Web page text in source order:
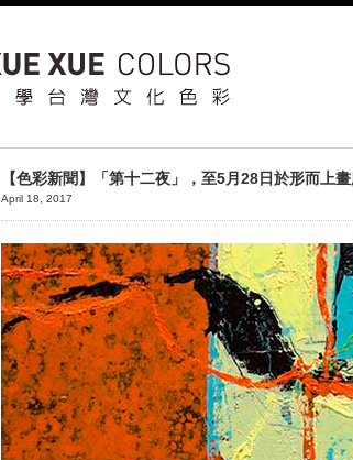
【色彩新聞】「第十二夜」，至5月28日於形而上
April 18, 2017